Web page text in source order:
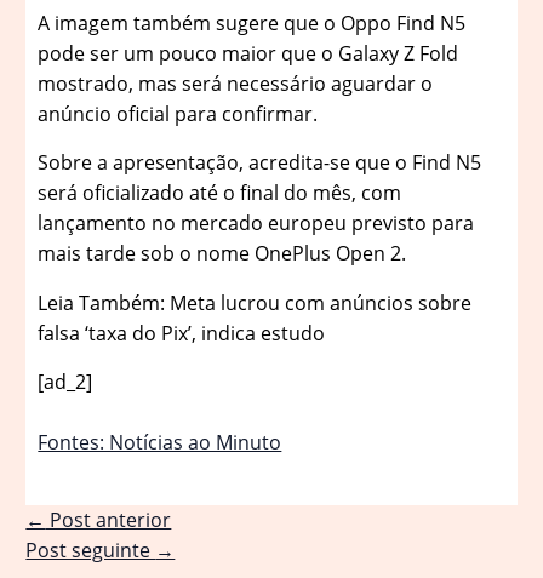
A imagem também sugere que o Oppo Find N5
pode ser um pouco maior que o Galaxy Z Fold
mostrado, mas será necessário aguardar o
anúncio oficial para confirmar.
Sobre a apresentação, acredita-se que o Find N5
será oficializado até o final do mês, com
lançamento no mercado europeu previsto para
mais tarde sob o nome OnePlus Open 2.
Leia Também: Meta lucrou com anúncios sobre
falsa ‘taxa do Pix’, indica estudo
[ad_2]
Fontes: Notícias ao Minuto
← Post anterior
Post seguinte →